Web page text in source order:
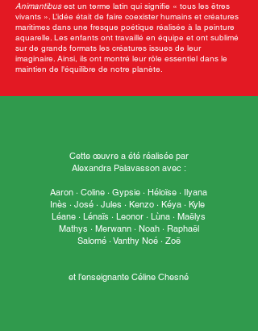
Animantibusest un terme latin qui signifie « tous les êtres
vivants ». L’idée était de faire coexister humains et créatures
maritimes dans une fresque poétique réalisée à la peinture
aquarelle. Les enfants ont travaillé en équipe et ont sublimé
sur de grands formats les créatures issues de leur
imaginaire. Ainsi, ils ont montré leur rôle essentiel dans le
maintien de l'équilibre de notre planète.
Cette œuvre a été réalisée par
Alexandra Palavasson avec :
Aaron · Coline · Gypsie · Héloïse · Ilyana
Inès · José · Jules · Kenzo · Kéya · Kyle
Léane · Lénaïs · Leonor · Lùna · Maëlys
Mathys · Merwann · Noah · Raphaël
Salomé · Vanthy Noé · Zoë
et l’enseignante Céline Chesné